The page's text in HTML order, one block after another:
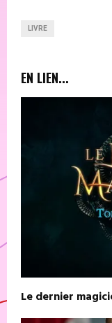
LIVRE
EN LIEN...
Le dernier